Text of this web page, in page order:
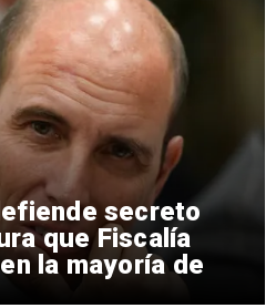
secreto
que Fiscalía
la mayoría de